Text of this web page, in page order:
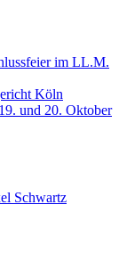
im LL.M.
Köln
und 20. Oktober
Schwartz